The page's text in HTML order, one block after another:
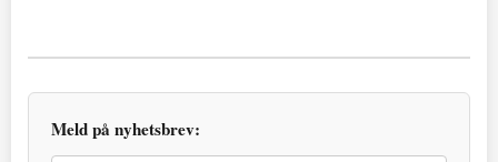
Meld på nyhetsbrev: